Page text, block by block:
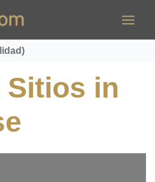
Sitios in